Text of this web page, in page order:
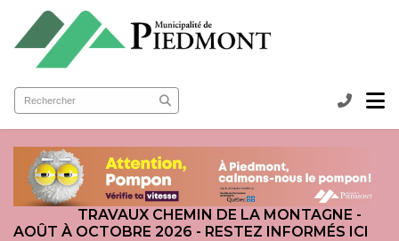
(Ma municipalité )
(Loisirs et culture )
TRAVAUX CHEMIN DE LA MONTAGNE -
AOÛT À OCTOBRE 2026 - RESTEZ INFORMÉS ICI